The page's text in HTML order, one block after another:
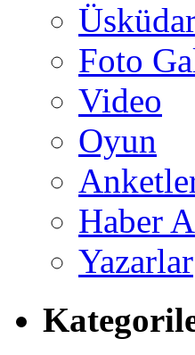
Foto
Video
Oyun
Haber
Yazarlar